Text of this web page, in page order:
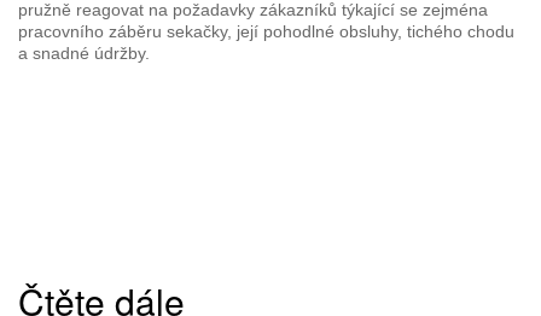
pružně reagovat na požadavky zákazníků týkající se zejména
pracovního záběru sekačky, její pohodlné obsluhy, tichého chodu
a snadné údržby.
Čtěte dále